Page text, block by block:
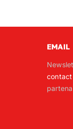
EMAIL